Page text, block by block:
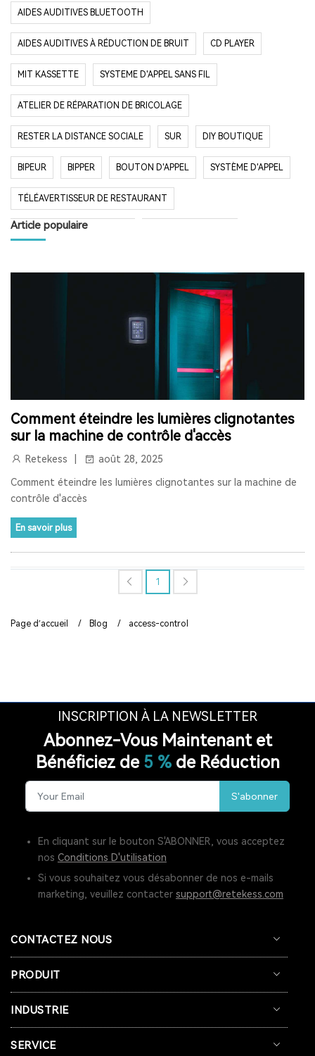
Comment éteindre les lumières clignotantes
sur la machine de contrôle d'accès
Retekess août 28, 2025
Comment éteindre les lumières clignotantes sur la machine de
contrôle d'accès
En savoir plus
1
AIDES AUDITIVES BLUETOOTH
AIDES AUDITIVES À RÉDUCTION DE BRUIT CD PLAYER
MIT KASSETTE SYSTEME D'APPEL SANS FIL
ATELIER DE RÉPARATION DE BRICOLAGE
RESTER LA DISTANCE SOCIALE SUR DIY BOUTIQUE
BIPEUR BIPPER BOUTON D'APPEL SYSTÈME D'APPEL
TÉLÉAVERTISSEUR DE RESTAURANT
SYSTÈME D'APPEL SANS FIL
LONG TEMPS EN VEILLE
HÔPITAL RADIO PORTABLE
RADIO DE DOUCHE
HAUT-PARLEUR BLUETOOTH SANS FIL RADIO FM
AUDIOGUIDE DU MUSÉE TOUR GUIDE SYSTEM
HAUT-PARLEUR DE FENÊTRE
SYSTÈME D'INTERPHONE DE COMPTEUR À DEUX VOIES
RADIO PORTABLE
RADIO BLUETOOTH POSTE RADIO RADIO SW
RADIO LW RESTAURANT PAGER
SYSTÈME D'APPEL POUR CUISINE INTERPHONE DE FENÊTRE
SYSTÈME D'INTERPHONE DE HAUT-PARLEUR DE FENÊTRE
SYSTÈME D'APPEL À L'ÉCRAN BIPEUR RESTAURANT
CASQUE DE COMMUNICATION BIDIRECTIONNEL
SYSTÈME AUDIOGUIDE
Article populaire
Page d’accueil / Blog / access-control
INSCRIPTION À LA NEWSLETTER
Abonnez-Vous Maintenant et
Bénéficiez de 5 %de Réduction
S'abonner
En cliquant sur le bouton S'ABONNER, vous acceptez
nos Conditions D'utilisation
Si vous souhaitez vous désabonner de nos e-mails
marketing, veuillez contacter support@retekess.com
CONTACTEZ NOUS
PRODUIT
INDUSTRIE
SERVICE